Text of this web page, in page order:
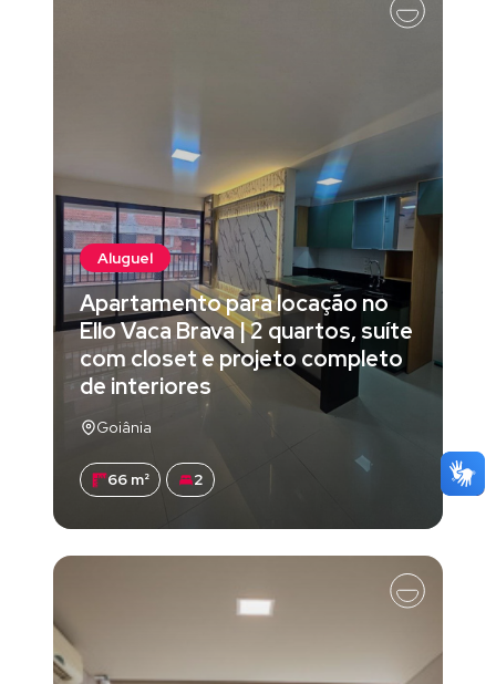
Aluguel
Apartamento para locação no
Ello Vaca Brava | 2 quartos, suíte
com closet e projeto completo
de interiores
Goiânia
66 m² 2